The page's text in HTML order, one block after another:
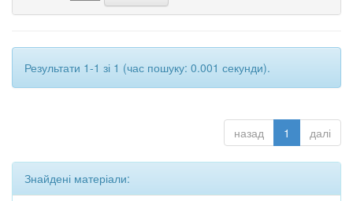
Результати 1-1 зі 1 (час пошуку: 0.001 секунди).
назад 1 далі
Знайдені матеріали: